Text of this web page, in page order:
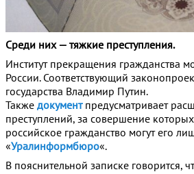
Среди них — тяжкие преступления.
Институт прекращения гражданства
России. Соответствующий
государства Владимир Путин.
Также документпредусматривает
преступлений, за совершение
российское гражданство могут его
«Уралинформбюро«.
В пояснительной записке говорится,